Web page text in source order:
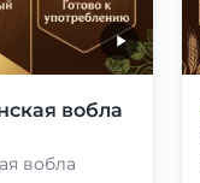
вобла
вобла